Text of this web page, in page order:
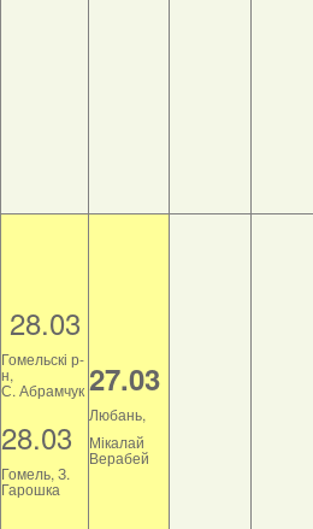
28.03
Гомельскі р-
н,
С. Абрамчук
28.03
Гомель, З.
Гарошка
27.03
Любань,
Мікалай
Верабей